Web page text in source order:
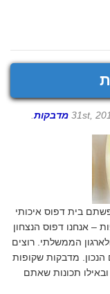
מדבקות
בית דפוס איכותי
– אנחנו דפוס הנצחון
הממשלתי. רוצים
מדבקות שקופות
תכונות שאתם